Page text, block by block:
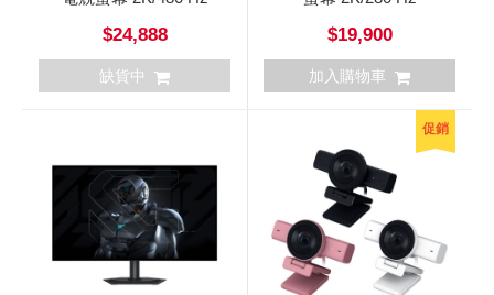
$24,888
缺貨中
$19,900
加入購物車
促銷